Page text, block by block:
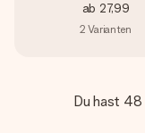
ab 27,99
2 Varianten
Du hast 48